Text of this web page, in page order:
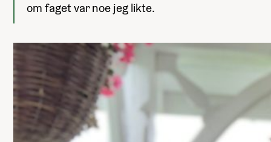
om faget var noe jeg likte.